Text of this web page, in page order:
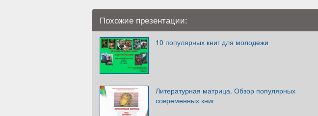
Похожие презентации:
10 популярных книг для молодежи
Литературная матрица. Обзор популярных
современных книг